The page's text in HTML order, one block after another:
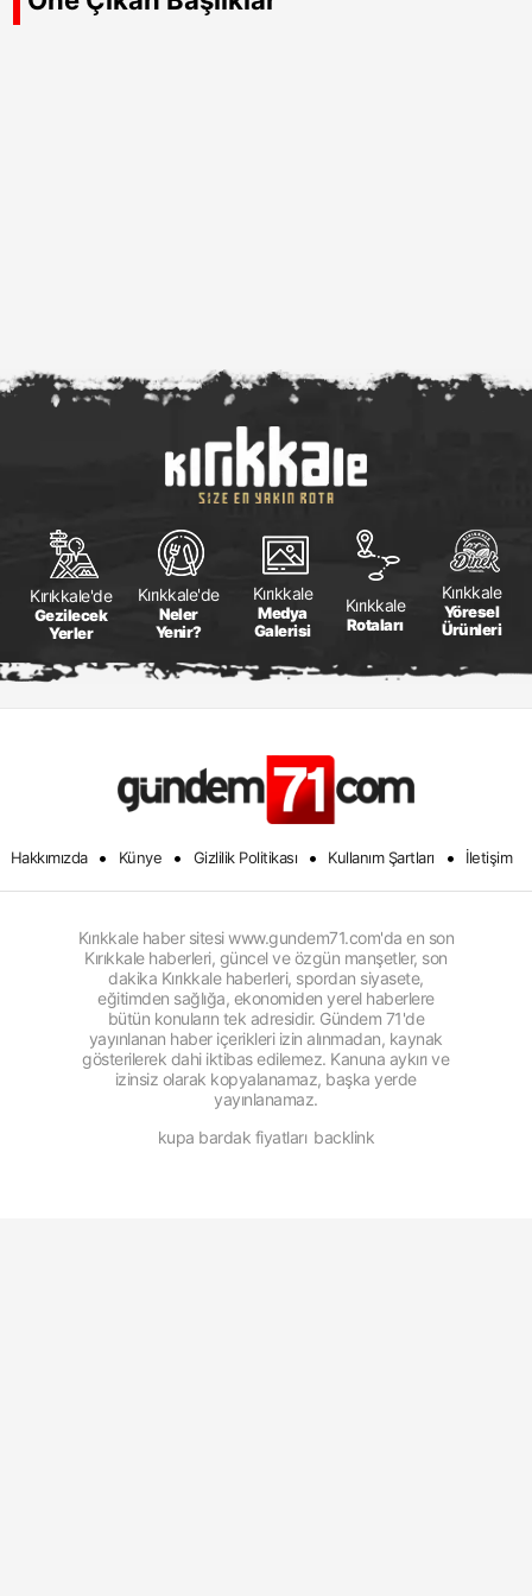
Kırıkkale'de
Gezilecek
Yerler
Kırıkkale'de
Neler
Yenir?
Kırıkkale
Medya
Galerisi
Kırıkkale
Rotaları
Kırıkkale
Yöresel
Ürünleri
Hakkımızda • Künye • Gizlilik Politikası • Kullanım Şartları • İletişim
Kırıkkale haber sitesi www.gundem71.com'da en son
Kırıkkale haberleri, güncel ve özgün manşetler, son
dakika Kırıkkale haberleri, spordan siyasete,
eğitimden sağlığa, ekonomiden yerel haberlere
bütün konuların tek adresidir. Gündem 71'de
yayınlanan haber içerikleri izin alınmadan, kaynak
gösterilerek dahi iktibas edilemez. Kanuna aykırı ve
izinsiz olarak kopyalanamaz, başka yerde
yayınlanamaz.
kupa bardak fiyatları backlink